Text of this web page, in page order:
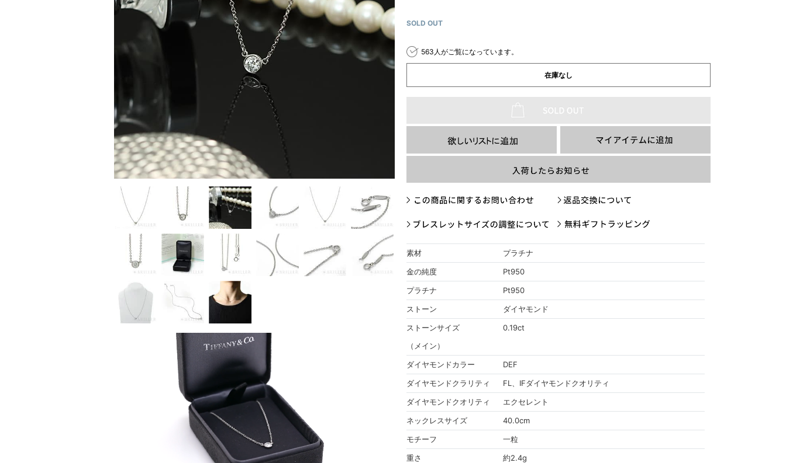
SOLD OUT
563人がご覧になっています。
在庫なし
素材
プラチナ
金の純度
Pt950
プラチナ
Pt950
ストーン
ダイヤモンド
ストーンサイズ
（メイン）
0.19ct
ダイヤモンドカラー
DEF
ダイヤモンドクラリティ
FL、IFダイヤモンドクオリティ
ダイヤモンドクオリティ
エクセレント
ネックレスサイズ
40.0cm
モチーフ
一粒
重さ
約2.4g